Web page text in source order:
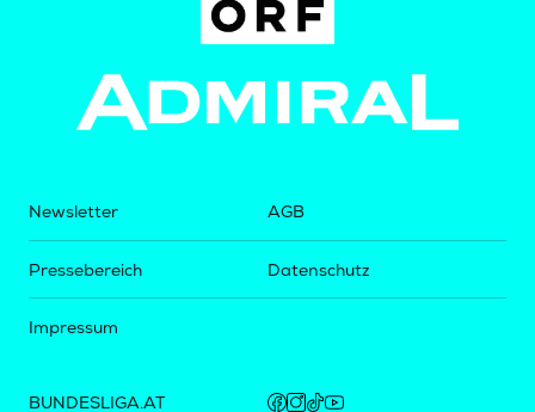
Newsletter
Pressebereich
Impressum
AGB
Datenschutz
BUNDESLIGA.AT